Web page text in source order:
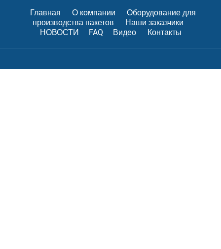
Главная О компании
Оборудование для
производства пакетов
Наши заказчики
НОВОСТИ
FAQ Видео Контакты